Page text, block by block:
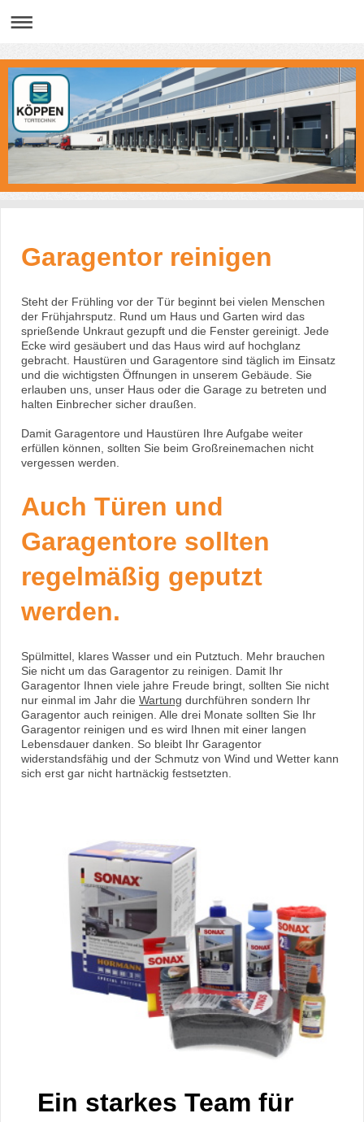
Garagentor reinigen
Steht der Frühling vor der Tür beginnt bei vielen Menschen
der Frühjahrsputz. Rund um Haus und Garten wird das
sprießende Unkraut gezupft und die Fenster gereinigt. Jede
Ecke wird gesäubert und das Haus wird auf hochglanz
gebracht. Haustüren und Garagentore sind täglich im Einsatz
und die wichtigsten Öffnungen in unserem Gebäude. Sie
erlauben uns, unser Haus oder die Garage zu betreten und
halten Einbrecher sicher draußen.
Damit Garagentore und Haustüren Ihre Aufgabe weiter
erfüllen können, sollten Sie beim Großreinemachen nicht
vergessen werden.
Auch Türen und
Garagentore sollten
regelmäßig geputzt
werden.
Spülmittel, klares Wasser und ein Putztuch. Mehr brauchen
Sie nicht um das Garagentor zu reinigen. Damit Ihr
Garagentor Ihnen viele jahre Freude bringt, sollten Sie nicht
nur einmal im Jahr die Wartung durchführen sondern Ihr
Garagentor auch reinigen. Alle drei Monate sollten Sie Ihr
Garagentor reinigen und es wird Ihnen mit einer langen
Lebensdauer danken. So bleibt Ihr Garagentor
widerstandsfähig und der Schmutz von Wind und Wetter kann
sich erst gar nicht hartnäckig festsetzten.
Ein starkes Team für